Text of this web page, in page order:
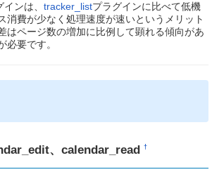
ンは、 tracker_listプラグインに比べて低機
消費が少なく処理速度が速いというメリット
はページ数の増加に比例して顕れる傾向があ
必要です。
、calendar_read†